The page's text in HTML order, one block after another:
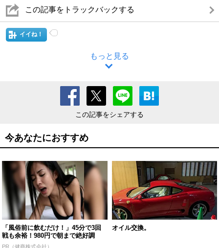
この記事をトラックバックする
イイね！
もっと見る
この記事をシェアする
今あなたにおすすめ
「風俗前に飲むだけ！」45分で3回
戦も余裕！980円で朝まで絶好調
PR（健商株式会社）
オイル交換。